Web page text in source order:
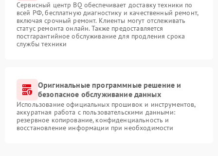
Сервисный центр BQ обеспечивает доставку техники по
всей РФ, бесплатную диагностику и качественный ремонт,
включая срочный ремонт. Клиенты могут отслеживать
статус ремонта онлайн. Также предоставляется
постгарантийное обслуживание для продления срока
службы техники
Оригинальные программные решение и
безопасное обслуживание данных
Использование официальных прошивок и инструментов,
аккуратная работа с пользовательскими данными:
резервное копирование, конфиденциальность и
восстановление информации при необходимости